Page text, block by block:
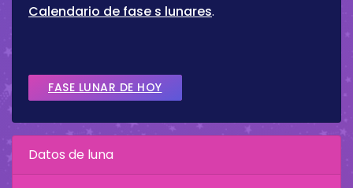
Calendario de fase s lunares.
FASE LUNAR DE HOY
Datos de luna